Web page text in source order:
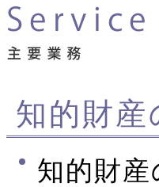
知的財産
知的財